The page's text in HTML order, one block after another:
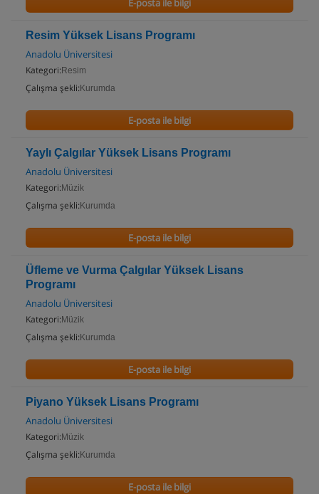
E-posta ile bilgi
Resim Yüksek Lisans Programı
Anadolu Üniversitesi
Kategori: Resim
Çalışma şekli: Kurumda
E-posta ile bilgi
Yaylı Çalgılar Yüksek Lisans Programı
Anadolu Üniversitesi
Kategori: Müzik
Çalışma şekli: Kurumda
E-posta ile bilgi
Üfleme ve Vurma Çalgılar Yüksek Lisans
Programı
Anadolu Üniversitesi
Kategori: Müzik
Çalışma şekli: Kurumda
E-posta ile bilgi
Piyano Yüksek Lisans Programı
Anadolu Üniversitesi
Kategori: Müzik
Çalışma şekli: Kurumda
E-posta ile bilgi